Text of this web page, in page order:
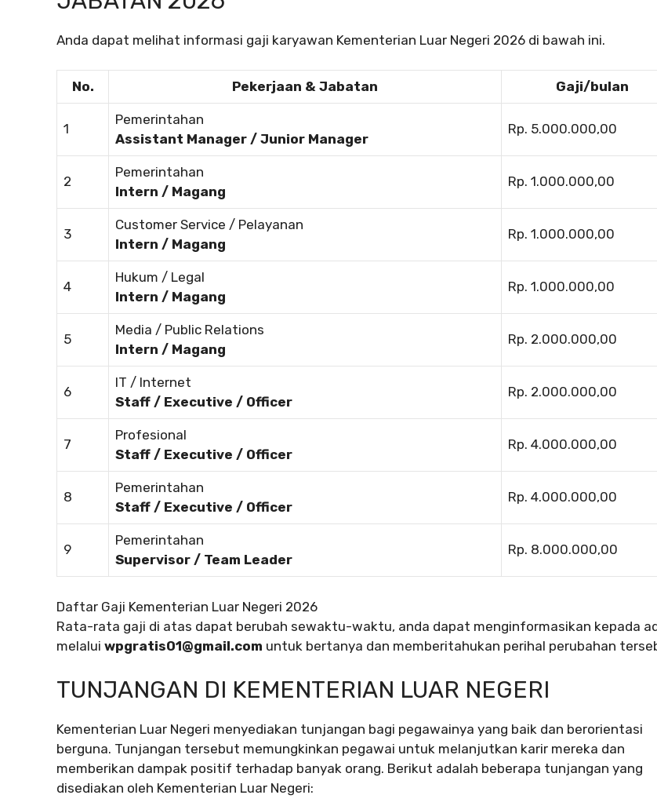
Anda dapat melihat informasi gaji karyawan Kementerian Luar Negeri 2026 di bawah ini.
No. Pekerjaan & Jabatan Gaji/bulan
1
Pemerintahan
Assistant Manager / Junior Manager
Rp. 5.000.000,00
2
Pemerintahan
Intern / Magang
Rp. 1.000.000,00
3
Customer Service / Pelayanan
Intern / Magang
Rp. 1.000.000,00
4
Hukum / Legal
Intern / Magang
Rp. 1.000.000,00
5
Media / Public Relations
Intern / Magang
Rp. 2.000.000,00
6
IT / Internet
Staff / Executive / Officer
Rp. 2.000.000,00
7
Profesional
Staff / Executive / Officer
Rp. 4.000.000,00
8
Pemerintahan
Staff / Executive / Officer
Rp. 4.000.000,00
9
Pemerintahan
Supervisor / Team Leader
Rp. 8.000.000,00
Daftar Gaji Kementerian Luar Negeri 2026
Rata-rata gaji di atas dapat berubah sewaktu-waktu, anda dapat menginformasikan kepada
melalui wpgratis01@gmail.com untuk bertanya dan memberitahukan perihal perubahan
TUNJANGAN DI KEMENTERIAN LUAR NEGERI
Kementerian Luar Negeri menyediakan tunjangan bagi pegawainya yang baik dan berorientasi
berguna. Tunjangan tersebut memungkinkan pegawai untuk melanjutkan karir mereka dan
memberikan dampak positif terhadap banyak orang. Berikut adalah beberapa tunjangan yang
disediakan oleh Kementerian Luar Negeri: